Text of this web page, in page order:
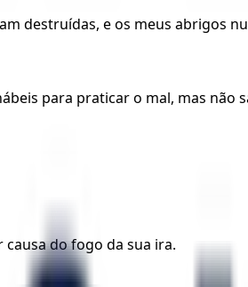
destruídas, e os meus abrigos
para praticar o mal, mas não
causa do fogo da sua ira.